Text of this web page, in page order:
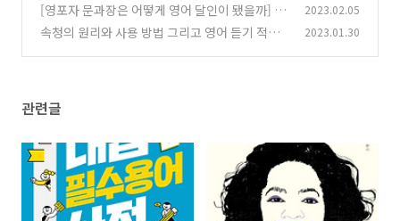
[영포자 문과장은 어떻게 영어 달인이 됐을까] 도
서 리뷰 - 영어 잘하는 사람의 습관 (0)
2023.02.05
속청의 원리와 사용 방법 그리고 영어 듣기 적용
2023.01.30
관련글